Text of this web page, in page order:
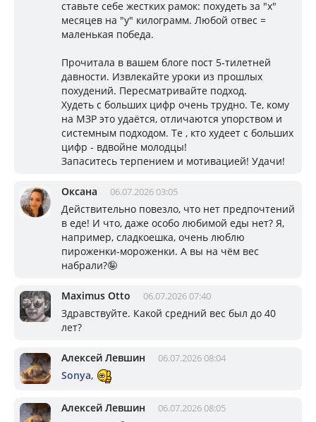
ставьте себе жестких рамок: похудеть за "х"
месяцев на "у" килограмм. Любой отвес =
маленькая победа.
Прочитала в вашем блоге пост 5-тилетней
давности. Извлекайте уроки из прошлых
похудений. Пересматривайте подход.
Худеть с больших цифр очень трудно. Те, кому
на МЗР это удаётся, отличаются упорством и
системным подходом. Те , кто худеет с больших
цифр - вдвойне молодцы!
Запаситесь терпением и мотивацией! Удачи!
Оксана 06.07.2026 03:05
Действительно повезло, что нет предпочтений
в еде! И что, даже особо любимой еды нет? Я,
например, сладкоешка, очень люблю
пироженки-мороженки. А вы на чём вес
набрали?🤪
Maximus Otto 06.07.2026 07:40
Здравствуйте. Какой средний вес был до 40
лет?
Алексей Левшин 06.07.2026 08:04
Sonya,
Алексей Левшин 06.07.2026 08:05